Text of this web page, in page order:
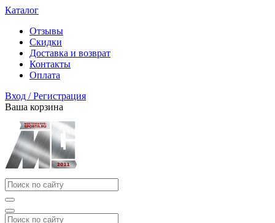
Каталог
Отзывы
Скидки
Доставка и возврат
Контакты
Оплата
Вход / Регистрация
Ваша корзина